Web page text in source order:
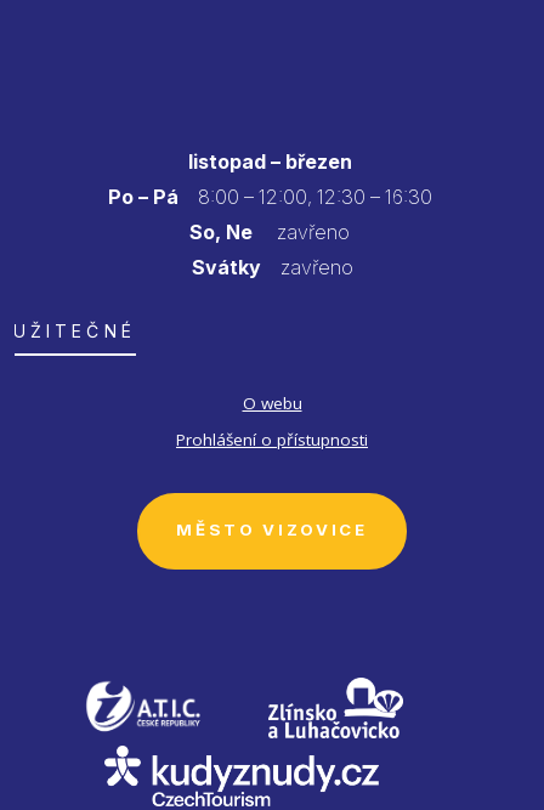
listopad – březen
Po – Pá 8:00 – 12:00, 12:30 – 16:30
So, Ne zavřeno
Svátkyzavřeno
UŽITEČNÉ
O webu
Prohlášení o přístupnosti
MĚSTO VIZOVICE